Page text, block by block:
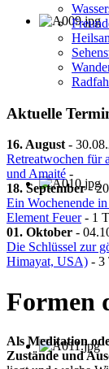
Aktuelle
16. August -
Retreatwochen für
und Amaité -
18. September-
Ein Wochenende
Element Feuer- 1
01. Oktober -
Die Schlüssel zur
Himayat, USA) - 3
Formen
Als Meditation
Zustände und